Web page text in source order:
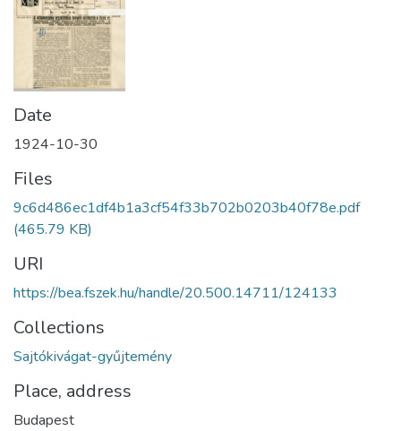
Date
1924-10-30
Files
9c6d486ec1df4b1a3cf54f33b702b0203b40f78e.pdf
(465.79 KB)
URI
https://bea.fszek.hu/handle/20.500.14711/124133
Collections
Sajtókivágat-gyűjtemény
Place, address
Budapest